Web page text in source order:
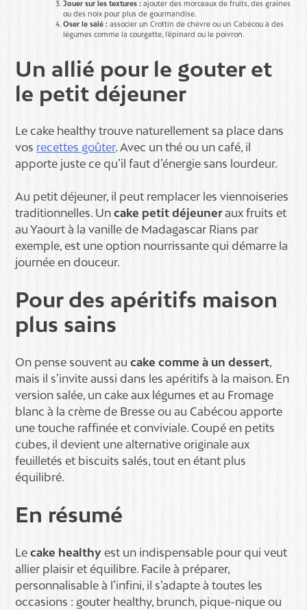
Jouer sur les textures : ajouter des morceaux de fruits, des graines
ou des noix pour plus de gourmandise.
Oser le salé : associer un Crottin de chèvre ou un Cabécou à des
légumes comme la courgette, l’épinard ou le poivron.
Un allié pour le gouter et
le petit déjeuner
Le cake healthy trouve naturellement sa place dans
vos recettes goûter. Avec un thé ou un café, il
apporte juste ce qu’il faut d’énergie sans lourdeur.
Au petit déjeuner, il peut remplacer les viennoiseries
traditionnelles. Uncake petit déjeuneraux fruits et
au Yaourt à la vanille de Madagascar Rians par
exemple, est une option nourrissante qui démarre la
journée en douceur.
Pour des apéritifs maison
plus sains
On pense souvent aucake comme à un dessert,
mais il s’invite aussi dans les apéritifs à la maison. En
version salée, un cake aux légumes et au Fromage
blanc à la crème de Bresse ou au Cabécou apporte
une touche raffinée et conviviale. Coupé en petits
cubes, il devient une alternative originale aux
feuilletés et biscuits salés, tout en étant plus
équilibré.
En résumé
Lecake healthy est un indispensable pour qui veut
allier plaisir et équilibre. Facile à préparer,
personnalisable à l’infini, il s’adapte à toutes les
occasions : gouter healthy, brunch, pique-nique ou